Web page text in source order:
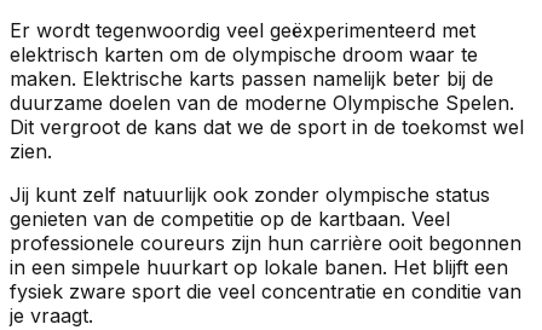
Er wordt tegenwoordig veel geëxperimenteerd met
elektrisch karten om de olympische droom waar te
maken. Elektrische karts passen namelijk beter bij de
duurzame doelen van de moderne Olympische Spelen.
Dit vergroot de kans dat we de sport in de toekomst wel
zien.
Jij kunt zelf natuurlijk ook zonder olympische status
genieten van de competitie op de kartbaan. Veel
professionele coureurs zijn hun carrière ooit begonnen
in een simpele huurkart op lokale banen. Het blijft een
fysiek zware sport die veel concentratie en conditie van
je vraagt.